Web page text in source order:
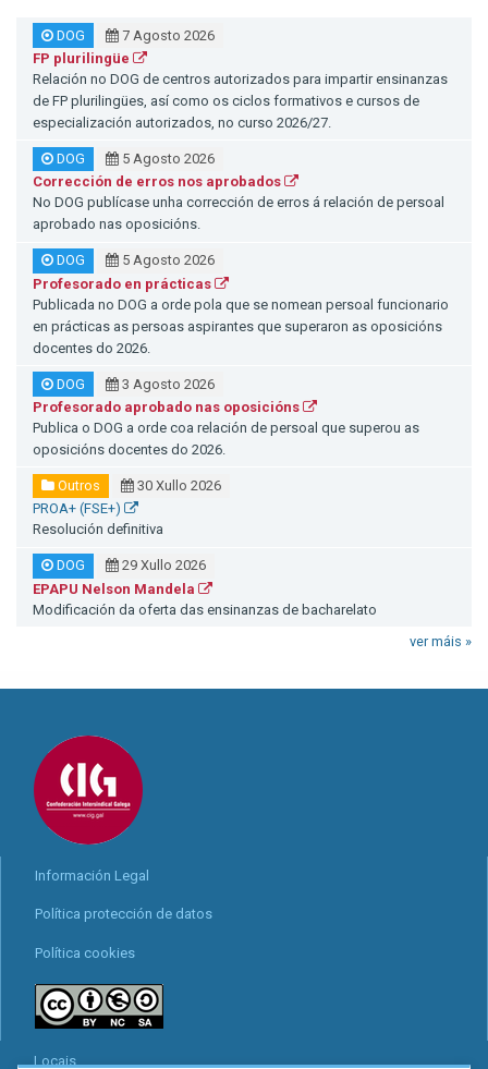
DOG
7 Agosto 2026
FP plurilingüe
Relación no DOG de centros autorizados para impartir ensinanzas
de FP plurilingües, así como os ciclos formativos e cursos de
especialización autorizados, no curso 2026/27.
DOG
5 Agosto 2026
Corrección de erros nos aprobados
No DOG publícase unha corrección de erros á relación de persoal
aprobado nas oposicións.
DOG
5 Agosto 2026
Profesorado en prácticas
Publicada no DOG a orde pola que se nomean persoal funcionario
en prácticas as persoas aspirantes que superaron as oposicións
docentes do 2026.
DOG
3 Agosto 2026
Profesorado aprobado nas oposicións
Publica o DOG a orde coa relación de persoal que superou as
oposicións docentes do 2026.
Outros
30 Xullo 2026
PROA+ (FSE+)
Resolución definitiva
DOG
29 Xullo 2026
EPAPU Nelson Mandela
Modificación da oferta das ensinanzas de bacharelato
ver máis »
Información Legal
Política protección de datos
Política cookies
Locais